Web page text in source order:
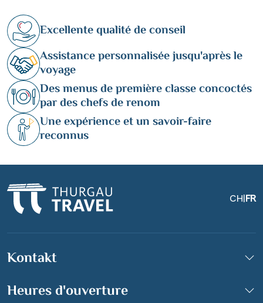
Excellente qualité de conseil
Assistance personnalisée jusqu'après le
voyage
Des menus de première classe concoctés
par des chefs de renom
Une expérience et un savoir-faire
reconnus
CH|FR
Kontakt
Heures d'ouverture